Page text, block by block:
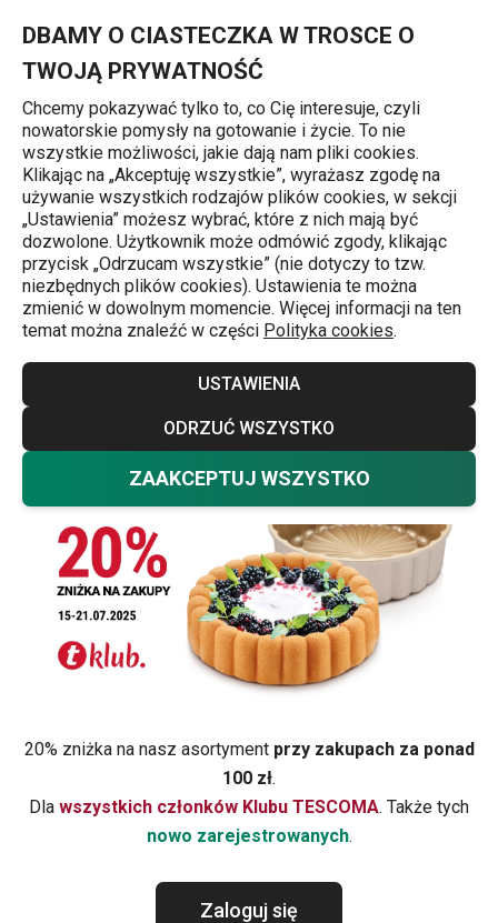
DBAMY O CIASTECZKA W TROSCE O
TWOJĄ PRYWATNOŚĆ
Chcemy pokazywać tylko to, co Cię interesuje, czyli
nowatorskie pomysły na gotowanie i życie. To nie
wszystkie możliwości, jakie dają nam pliki cookies.
Klikając na „Akceptuję wszystkie”, wyrażasz zgodę na
używanie wszystkich rodzajów plików cookies, w sekcji
„Ustawienia” możesz wybrać, które z nich mają być
dozwolone. Użytkownik może odmówić zgody, klikając
przycisk „Odrzucam wszystkie” (nie dotyczy to tzw.
niezbędnych plików cookies). Ustawienia te można
zmienić w dowolnym momencie. Więcej informacji na ten
temat można znaleźć w części Polityka cookies.
USTAWIENIA
ODRZUĆ WSZYSTKO
ZAAKCEPTUJ WSZYSTKO
Strona główna
Ekskluzywna
promocja dla
obecnych i
NOWYCH członków
Klubu TESCOMA
20% zniżka na nasz asortyment przy zakupach za ponad
100 zł.
Dla wszystkich członków Klubu TESCOMA. Także tych
nowo zarejestrowanych.
Zaloguj się